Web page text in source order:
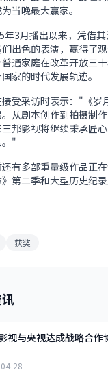
当晚最大赢家。
年3月播出以来，凭借
出色的表演，赢得了
通家庭在改革开放三
家的时代发展轨迹。
受采访时表示："《岁
从剧本创作到拍摄制
邦影视将继续秉承匠
。"
有多部重量级作品正
第二季和大型历史纪
获奖
视与央视达成战略合作
28